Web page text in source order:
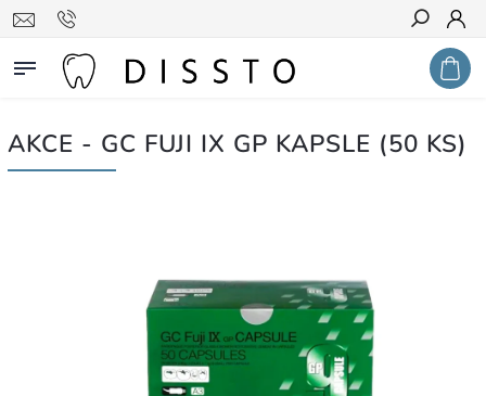
Hledat
AKCE - GC FUJI IX GP KAPSLE (50 KS)